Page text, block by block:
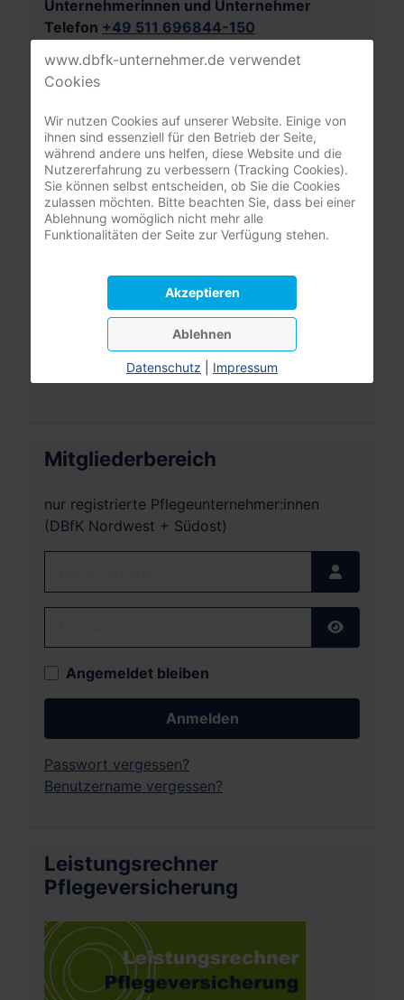
Unternehmerinnen und Unternehmer
Telefon +49 511 696844-150
Patricia Drube
Referentin
Bertram Grabert-Naß
stellvertretenderGeschäftsführer
Anja Kokenbrink
Referentin
Inken Lucassen
Nicole Lütgenbruch
Mitgliederbereich
nur registrierte Pflegeunternehmer:innen
(DBfK Nordwest + Südost)
Angemeldet bleiben
Anmelden
Passwort vergessen?
Benutzername vergessen?
Leistungsrechner
Pflegeversicherung
www.dbfk-unternehmer.de verwendet
Cookies
Wir nutzen Cookies auf unserer Website. Einige von
ihnen sind essenziell für den Betrieb der Seite,
während andere uns helfen, diese Website und die
Nutzererfahrung zu verbessern (Tracking Cookies).
Sie können selbst entscheiden, ob Sie die Cookies
zulassen möchten. Bitte beachten Sie, dass bei einer
Ablehnung womöglich nicht mehr alle
Funktionalitäten der Seite zur Verfügung stehen.
Akzeptieren
Ablehnen
Datenschutz Impressum